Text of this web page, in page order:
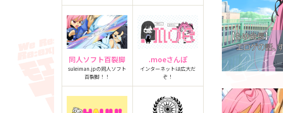
同人ソフト百裂脚
suleiman.jpの同人ソフト
百裂脚！！
.moeさんぽ
インターネットは広大だ
ぞ！